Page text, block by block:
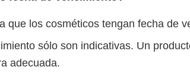
que los cosméticos tengan fecha de
sólo son indicativas. Un
adecuada.